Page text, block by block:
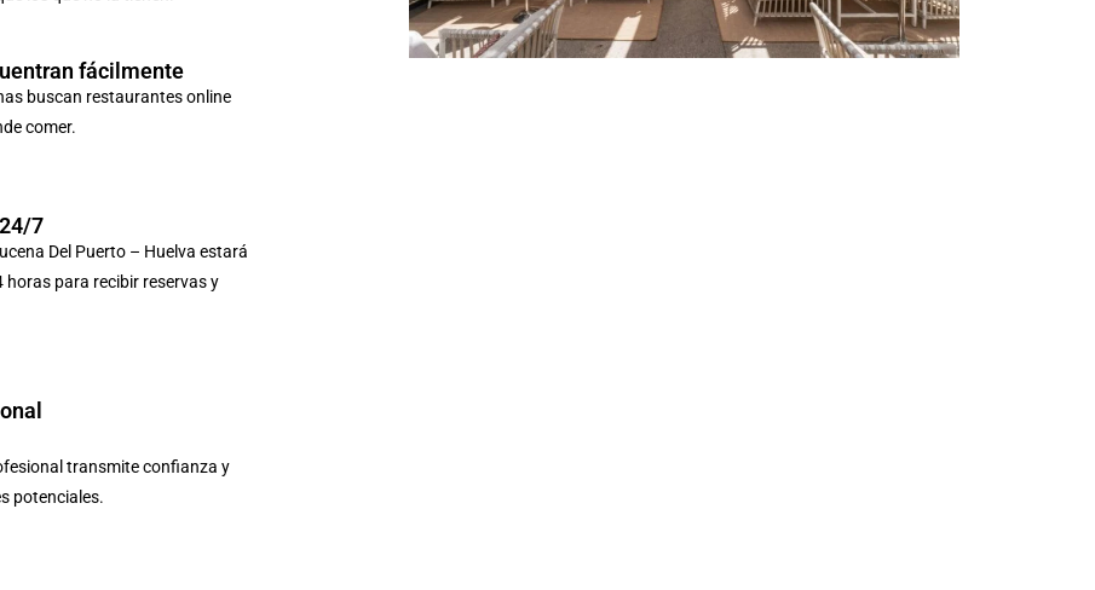
fácilmente
buscan restaurantes online
comer.
7
Del Puerto – Huelva estará
horas para recibir reservas y
transmite confianza y
potenciales.